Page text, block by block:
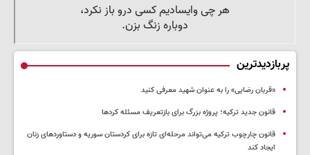
پربازدیدترین
«قربان رضایی» را به عنوان شهید معرفی کنید
قانون جدید ترکیه؛ پروژه بزرگ‌ برای بازتعریف مسئله کردها
قانون چارچوب ترکیه می‌تواند مرحله‌ای تازه برای کردستان سوریه و دستاوردهای زنان
ایجاد کند